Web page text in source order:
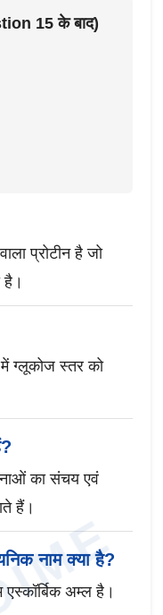
15 के बाद)
प्रोटीन है जो
है।
में ग्लूकोज स्तर को
का संचय एवं
हैं।
नाम क्या है?
एस्कॉर्बिक अम्ल है।